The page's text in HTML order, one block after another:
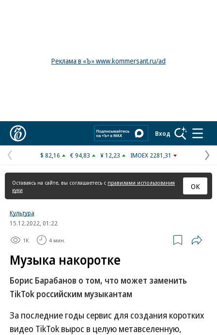
Реклама в «Ъ» www.kommersant.ru/ad
Вход
Предыдущая
страница
$ 82,16 € 94,83 ¥ 12,23 IMOEX 2281,31
Оставаясь на сайте, вы соглашаетесь с правилами использования
куки
ОК
Культура
15.12.2022, 01:22
1K 4 мин.
Музыка накоротке
Борис Барабанов о том, что может заменить
TikTok российским музыкантам
За последние годы сервис для создания коротких
видео TikTok вырос в целую метавселенную,